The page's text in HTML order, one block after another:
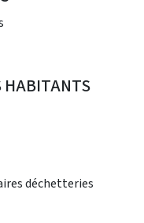
HABITANTS
déchetteries